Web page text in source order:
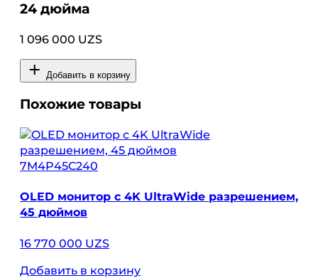
24 дюйма
1 096 000 UZS
Добавить в корзину
Похожие товары
7M4P45C240
OLED монитор с 4K UltraWide разрешением,
45 дюймов
16 770 000 UZS
Добавить в корзину